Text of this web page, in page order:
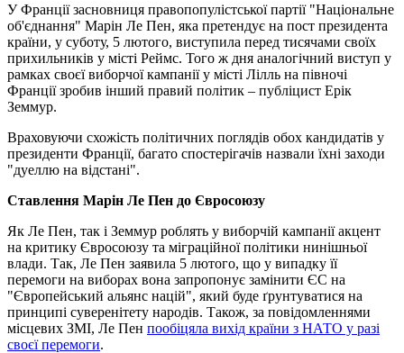
У Франції засновниця правопопулістської партії "Національне
об'єднання" Марін Ле Пен, яка претендує на пост президента
країни, у суботу, 5 лютого, виступила перед тисячами своїх
прихильників у місті Реймс. Того ж дня аналогічний виступ у
рамках своєї виборчої кампанії у місті Лілль на півночі
Франції зробив інший правий політик – публіцист Ерік
Земмур.
Враховуючи схожість політичних поглядів обох кандидатів у
президенти Франції, багато спостерігачів назвали їхні заходи
"дуеллю на відстані".
Ставлення Марін Ле Пен до Євросоюзу
Як Ле Пен, так і Земмур роблять у виборчій кампанії акцент
на критику Євросоюзу та міграційної політики нинішньої
влади. Так, Ле Пен заявила 5 лютого, що у випадку її
перемоги на виборах вона запропонує замінити ЄС на
"Європейський альянс націй", який буде ґрунтуватися на
принципі суверенітету народів. Також, за повідомленнями
місцевих ЗМІ, Ле Пен пообіцяла вихід країни з НАТО у разі
своєї перемоги.